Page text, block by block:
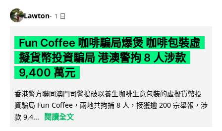
Lawton 1 日
Fun Coffee 咖啡騙局爆煲 咖啡包裝虛
擬貨幣投資騙局 港澳警拘 8 人涉款
9,400 萬元
香港警方聯同澳門司警搗破以養生咖啡生意包裝的虛擬貨幣投
資騙局 Fun Coffee，兩地共拘捕 8 人，接獲逾 200 宗舉報，涉
款 9,4...
閱讀全文